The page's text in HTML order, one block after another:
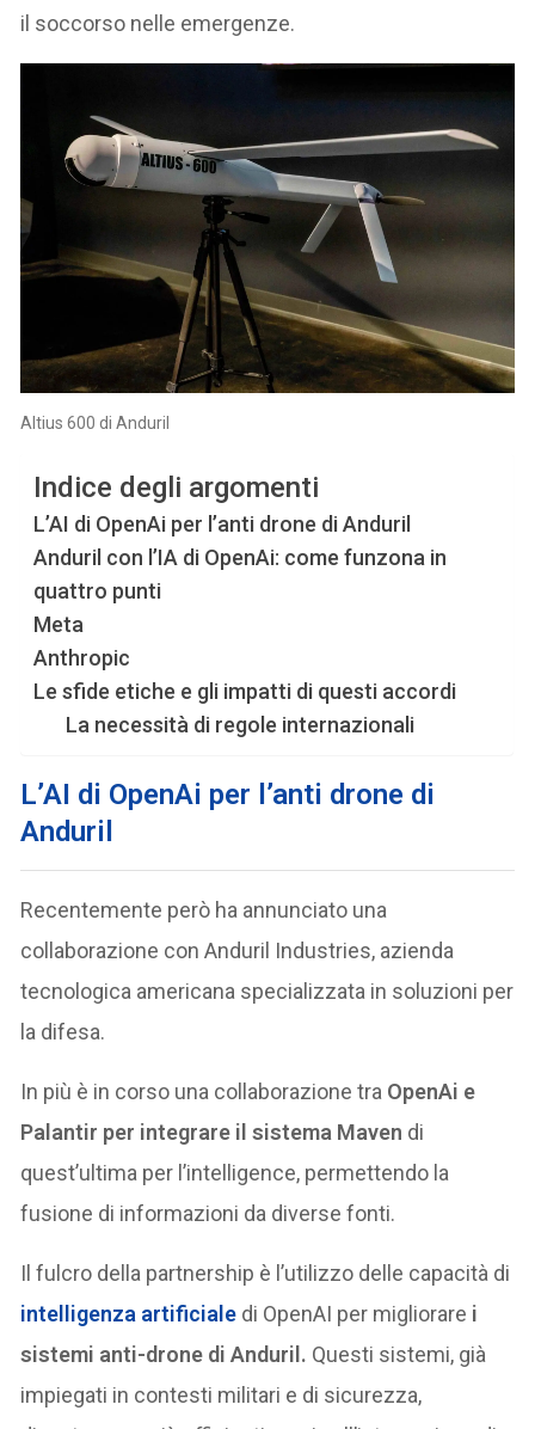
il soccorso nelle emergenze.
Altius 600 di Anduril
Indice degli argomenti
L’AI di OpenAi per l’anti drone di Anduril
Anduril con l’IA di OpenAi: come funzona in
quattro punti
Meta
Anthropic
Le sfide etiche e gli impatti di questi accordi
La necessità di regole internazionali
L’AI di OpenAi per l’anti drone di
Anduril
Recentemente però ha annunciato una
collaborazione con Anduril Industries, azienda
tecnologica americana specializzata in soluzioni per
la difesa.
In più è in corso una collaborazione tra OpenAi e
Palantir per integrare il sistema Maven di
quest’ultima per l’intelligence, permettendo la
fusione di informazioni da diverse fonti.
Il fulcro della partnership è l’utilizzo delle capacità di
intelligenza artificiale di OpenAI per migliorare i
sistemi anti-drone di Anduril. Questi sistemi, già
impiegati in contesti militari e di sicurezza,